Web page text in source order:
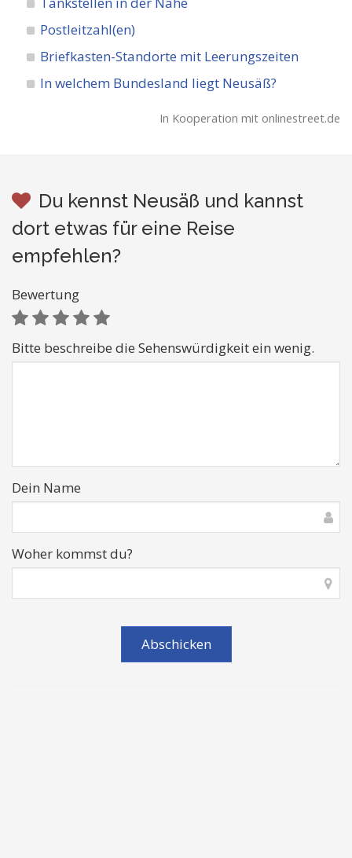
Postleitzahl(en)
Briefkasten-Standorte mit Leerungszeiten
In welchem Bundesland liegt Neusäß?
In Kooperation mit onlinestreet.de
Du kennst Neusäß und kannst
dort etwas für eine Reise
empfehlen?
Bewertung
Bitte beschreibe die Sehenswürdigkeit ein wenig.
Dein Name
Woher kommst du?